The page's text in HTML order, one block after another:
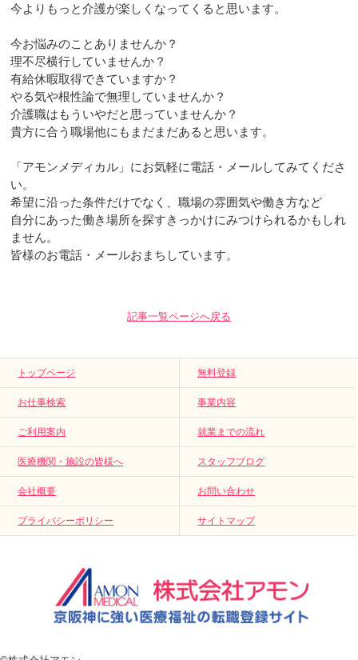
今よりもっと介護が楽しくなってくると思います。
今お悩みのことありませんか？
理不尽横行していませんか？
有給休暇取得できていますか？
やる気や根性論で無理していませんか？
介護職はもういやだと思っていませんか？
貴方に合う職場他にもまだまだあると思います。
「アモンメディカル」にお気軽に電話・メールしてみてくださ
い。
希望に沿った条件だけでなく、職場の雰囲気や働き方など
自分にあった働き場所を探すきっかけにみつけられるかもしれ
ません。
皆様のお電話・メールおまちしています。
記事一覧ページへ戻る
トップページ 無料登録
お仕事検索 事業内容
ご利用案内 就業までの流れ
医療機関・施設の皆様へ スタッフブログ
会社概要 お問い合わせ
プライバシーポリシー サイトマップ